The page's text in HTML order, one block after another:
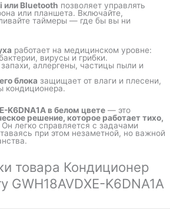
или Bluetooth позволяет управлять
или планшета. Включайте,
таймеры — где бы вы ни
работает на медицинском уровне:
вирусы и грибки.
аллергены, частицы пыли и
блока защищает от влаги и плесени,
кондиционера.
K6DNA1A в белом цвете — это
решение, которое работает тихо,
Он легко справляется с задачами
при этом незаметной, но важной
товара Кондиционер
GWH18AVDXE-K6DNA1A